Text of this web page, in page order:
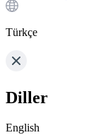
Türkçe
Diller
English